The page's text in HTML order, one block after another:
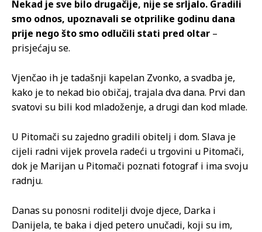
Nekad je sve bilo drugačije, nije se srljalo. Gradili
smo odnos, upoznavali se otprilike godinu dana
prije nego što smo odlučili stati pred oltar –
prisjećaju se.
Vjenčao ih je tadašnji kapelan Zvonko, a svadba je,
kako je to nekad bio običaj, trajala dva dana. Prvi dan
svatovi su bili kod mladoženje, a drugi dan kod mlade.
U Pitomači su zajedno gradili obitelj i dom. Slava je
cijeli radni vijek provela radeći u trgovini u Pitomači,
dok je Marijan u Pitomači poznati fotograf i ima svoju
radnju.
Danas su ponosni roditelji dvoje djece, Darka i
Danijela, te baka i djed petero unučadi, koji su im,